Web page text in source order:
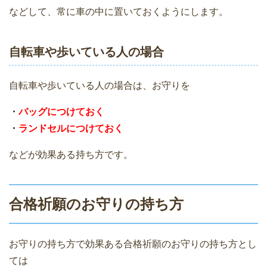
などして、常に車の中に置いておくようにします。
自転車や歩いている人の場合
自転車や歩いている人の場合は、お守りを
・バッグにつけておく
・ ランドセルにつけておく
などが効果ある持ち方です。
合格祈願のお守りの持ち方
お守りの持ち方で効果ある合格祈願のお守りの持ち方とし
ては